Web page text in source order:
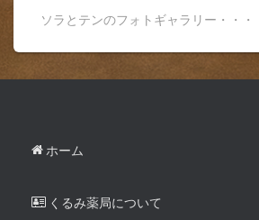
ソラとテンのフォトギャラリー・・・
ホーム
くるみ薬局について